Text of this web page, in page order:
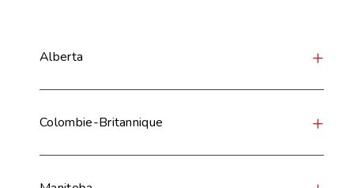
Alberta
Colombie-Britannique